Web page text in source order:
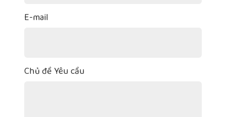
E-mail
Chủ đề Yêu cầu